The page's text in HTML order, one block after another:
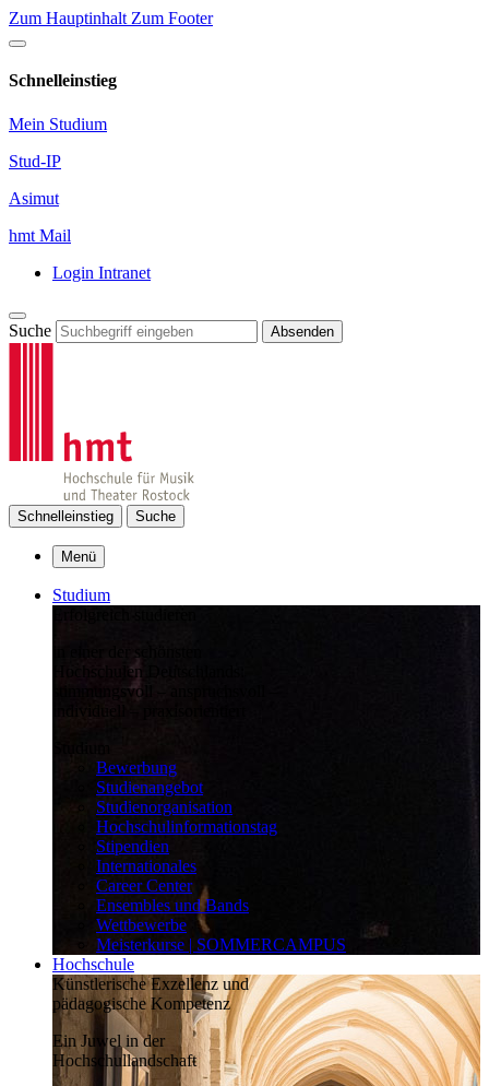
Zum Hauptinhalt Zum Footer
Schnelleinstieg
Mein Studium
Stud-IP
Asimut
hmt Mail
Login Intranet
Suche Absenden
Schnelleinstieg Suche
Menü
Studium
in einer der schönsten
Hochschulen Deutschlands:
stimmungsvoll – anspruchsvoll –
individuell – praxisorientiert
Bewerbung
Studienangebot
Studienorganisation
Hochschulinformationstag
Stipendien
Internationales
Career Center
Ensembles und Bands
Wettbewerbe
Meisterkurse | SOMMERCAMPUS
Hochschule
Künstlerische Exzellenz und
pädagogische Kompetenz
Ein Juwel in der
Hochschullandschaft